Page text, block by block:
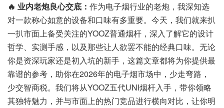
🔥 业内老炮良心交底： 作为电子烟行业的老炮，我深知选
对一款称心如意的设备和口味有多重要。今天，我们就来扒
一扒市面上备受关注的YOOZ普通烟杆，深入了解它的设计
哲学、实测手感，以及那些让人欲罢不能的经典口味。无论
你是资深玩家还是初入坑的新手，这篇文章都将为你提供最
靠谱的参考，助你在2026年的电子烟市场中，少走弯路，
少交智商税。我们将从YOOZ五代UNI烟杆入手，带你领略
其独特魅力，并与市面上的热门竞品进行横向对比，让你明